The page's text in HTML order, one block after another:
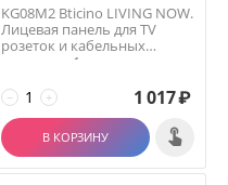
KG08M2 Bticino LIVING NOW.
Лицевая панель для TV
розеток и кабельных
выводов с 1 отверс...
+
− 1 017₽
В КОРЗИНУ